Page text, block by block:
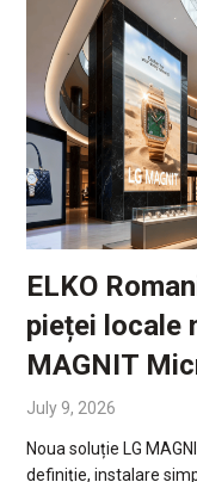
ELKO
pieței locale
MAGNIT
July 9, 2026
Noua soluție LG
definiție, instalare